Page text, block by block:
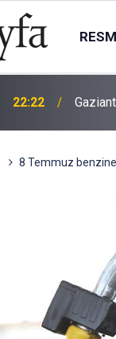
22:22
8 Temmuz